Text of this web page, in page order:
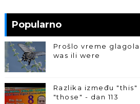
Popularno
Prošlo vreme
was ili were
Razlika između
"those" - dan 113